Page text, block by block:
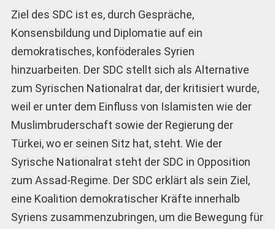
Ziel des SDC ist es, durch Gespräche,
Konsensbildung und Diplomatie auf ein
demokratisches, konföderales Syrien
hinzuarbeiten. Der SDC stellt sich als Alternative
zum Syrischen Nationalrat dar, der kritisiert wurde,
weil er unter dem Einfluss von Islamisten wie der
Muslimbruderschaft sowie der Regierung der
Türkei, wo er seinen Sitz hat, steht. Wie der
Syrische Nationalrat steht der SDC in Opposition
zum Assad-Regime. Der SDC erklärt als sein Ziel,
eine Koalition demokratischer Kräfte innerhalb
Syriens zusammenzubringen, um die Bewegung für